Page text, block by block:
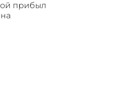
прибыл